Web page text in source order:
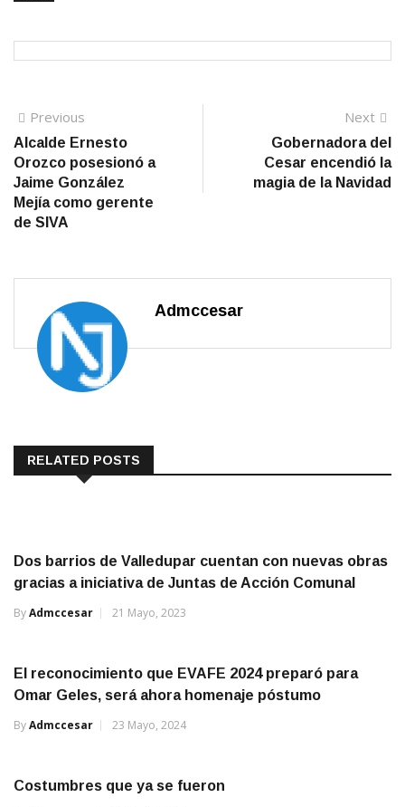
Navegación
de
entradas
Previous
post:
Alcalde Ernesto
Orozco posesionó a
Jaime González
Mejía como gerente
de SIVA
Next
Gobernadora del
Cesar encendió la
magia de la Navidad
Admccesar
RELATED POSTS
Dos barrios de Valledupar cuentan con nuevas obras
gracias a iniciativa de Juntas de Acción Comunal
ByAdmccesar 21 Mayo, 2023
El reconocimiento que EVAFE 2024 preparó para
Omar Geles, será ahora homenaje póstumo
ByAdmccesar 23 Mayo, 2024
Costumbres que ya se fueron